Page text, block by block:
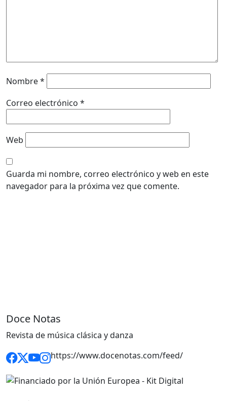
Nombre*
Correo electrónico *
Web
Guarda mi nombre, correo electrónico y web en este
navegador para la próxima vez que comente.
Doce Notas
Revista de música clásica y danza
https://www.docenotas.com/feed/